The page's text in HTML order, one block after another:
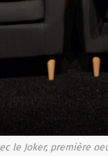
le Joker, première